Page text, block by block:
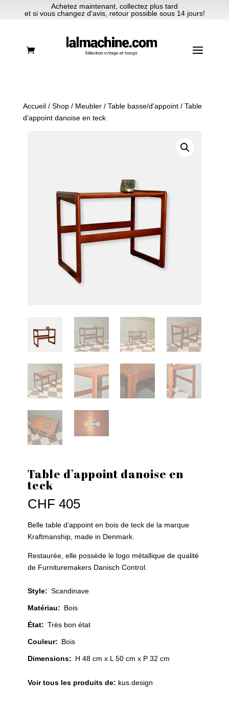
Achetez maintenant, collectez plus tard
et si vous changez d'avis, retour possible sous 14 jours!
Accueil/ Shop/ Meubler/ Table basse/d'appoint/ Table
d’appoint danoise en teck
Table d’appoint danoise en
teck
CHF 405
Belle table d’appoint en bois de teck de la marque
Kraftmanship, made in Denmark.
Restaurée, elle possède le logo métallique de qualité
de Furnituremakers Danisch Control.
Style: Scandinave
Matériau: Bois
État: Très bon état
Couleur: Bois
Dimensions: H 48 cm x L 50 cm x P 32 cm
Voir tous les produits de: kus.design